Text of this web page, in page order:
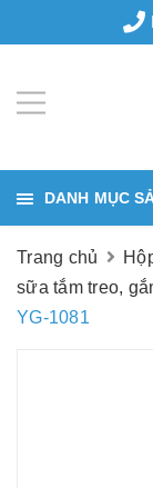
DANH MỤC
Trang chủ
sữa tắm treo,
YG-1081